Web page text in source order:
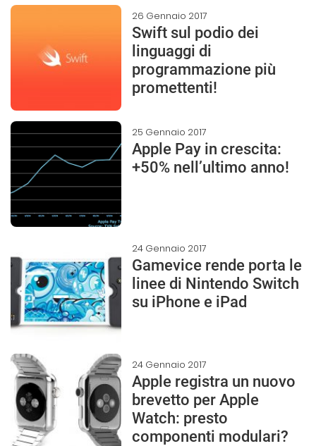
26 Gennaio 2017
Swift sul podio dei
linguaggi di
programmazione più
promettenti!
25 Gennaio 2017
Apple Pay in crescita:
+50% nell’ultimo anno!
24 Gennaio 2017
Gamevice rende porta le
linee di Nintendo Switch
su iPhone e iPad
24 Gennaio 2017
Apple registra un nuovo
brevetto per Apple
Watch: presto
componenti modulari?